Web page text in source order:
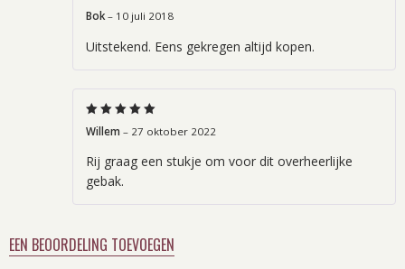
Gewaardeerd
uit 5
Bok– 10 juli 2018
Uitstekend. Eens gekregen altijd kopen.
Gewaardeerd
uit 5
Willem – 27 oktober 2022
Rij graag een stukje om voor dit overheerlijke
gebak.
EEN BEOORDELING TOEVOEGEN